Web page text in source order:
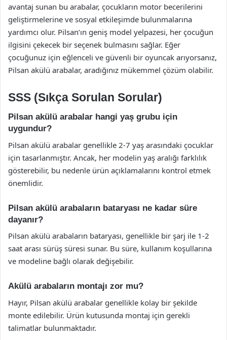
avantaj sunan bu arabalar, çocukların motor becerilerini
geliştirmelerine ve sosyal etkileşimde bulunmalarına
yardımcı olur. Pilsan’ın geniş model yelpazesi, her çocuğun
ilgisini çekecek bir seçenek bulmasını sağlar. Eğer
çocuğunuz için eğlenceli ve güvenli bir oyuncak arıyorsanız,
Pilsan akülü arabalar, aradığınız mükemmel çözüm olabilir.
SSS (Sıkça Sorulan Sorular)
Pilsan akülü arabalar hangi yaş grubu için
uygundur?
Pilsan akülü arabalar genellikle 2-7 yaş arasındaki çocuklar
için tasarlanmıştır. Ancak, her modelin yaş aralığı farklılık
gösterebilir, bu nedenle ürün açıklamalarını kontrol etmek
önemlidir.
Pilsan akülü arabaların bataryası ne kadar süre
dayanır?
Pilsan akülü arabaların bataryası, genellikle bir şarj ile 1-2
saat arası sürüş süresi sunar. Bu süre, kullanım koşullarına
ve modeline bağlı olarak değişebilir.
Akülü arabaların montajı zor mu?
Hayır, Pilsan akülü arabalar genellikle kolay bir şekilde
monte edilebilir. Ürün kutusunda montaj için gerekli
talimatlar bulunmaktadır.